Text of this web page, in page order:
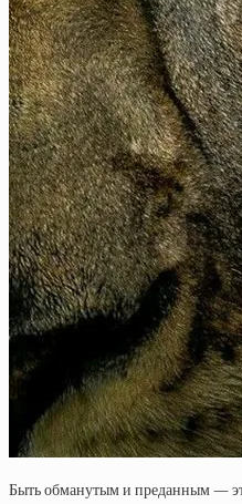
Быть обманутым и преданным —